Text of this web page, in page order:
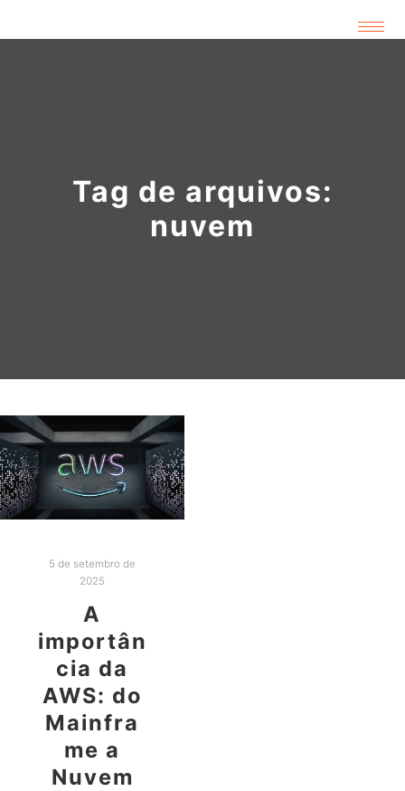
Tag de arquivos:
nuvem
5 de setembro de
2025
A
importân
cia da
AWS: do
Mainfra
me a
Nuvem